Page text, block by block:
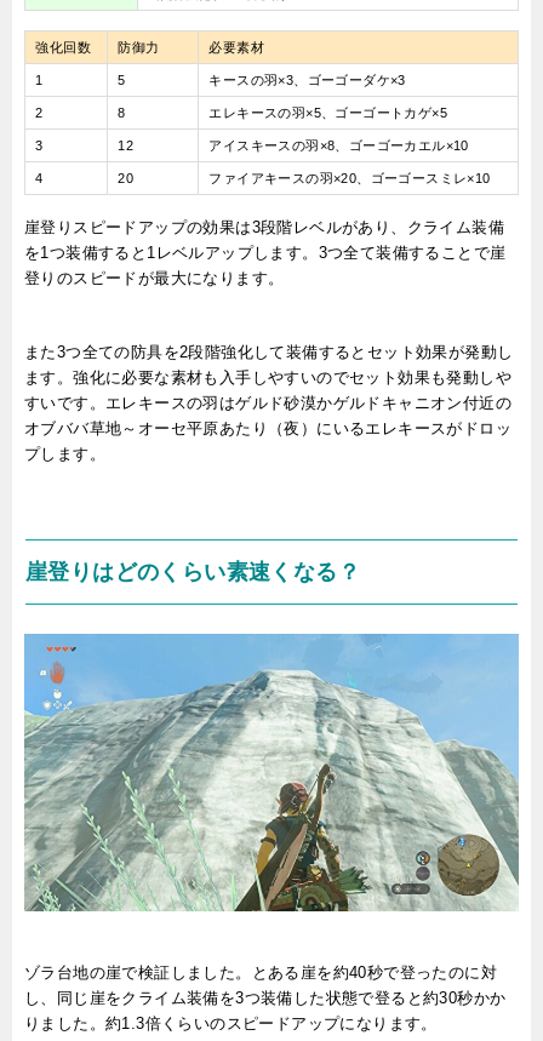
強化回数 防御力 必要素材
1 5 キースの羽×3、ゴーゴーダケ×3
2 8 エレキースの羽×5、ゴーゴートカゲ×5
3 12 アイスキースの羽×8、ゴーゴーカエル×10
4 20 ファイアキースの羽×20、ゴーゴースミレ×10
崖登りスピードアップの効果は3段階レベルがあり、クライム装備
を1つ装備すると1レベルアップします。3つ全て装備することで崖
登りのスピードが最大になります。
また3つ全ての防具を2段階強化して装備するとセット効果が発動し
ます。強化に必要な素材も入手しやすいのでセット効果も発動しや
すいです。エレキースの羽はゲルド砂漠かゲルドキャニオン付近の
オブババ草地～オーセ平原あたり（夜）にいるエレキースがドロッ
プします。
崖登りはどのくらい素速くなる？
ゾラ台地の崖で検証しました。とある崖を約40秒で登ったのに対
し、同じ崖をクライム装備を3つ装備した状態で登ると約30秒かか
りました。約1.3倍くらいのスピードアップになります。